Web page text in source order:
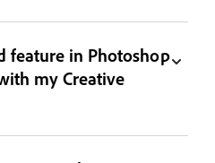
feature in Photoshop
my Creative